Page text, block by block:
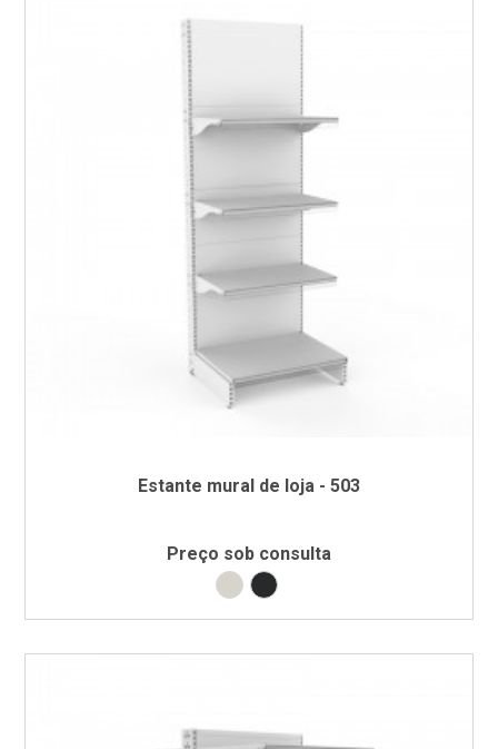
Estante mural de loja - 503
Preço sob consulta
Branco RAL9002
Preto RAL9005